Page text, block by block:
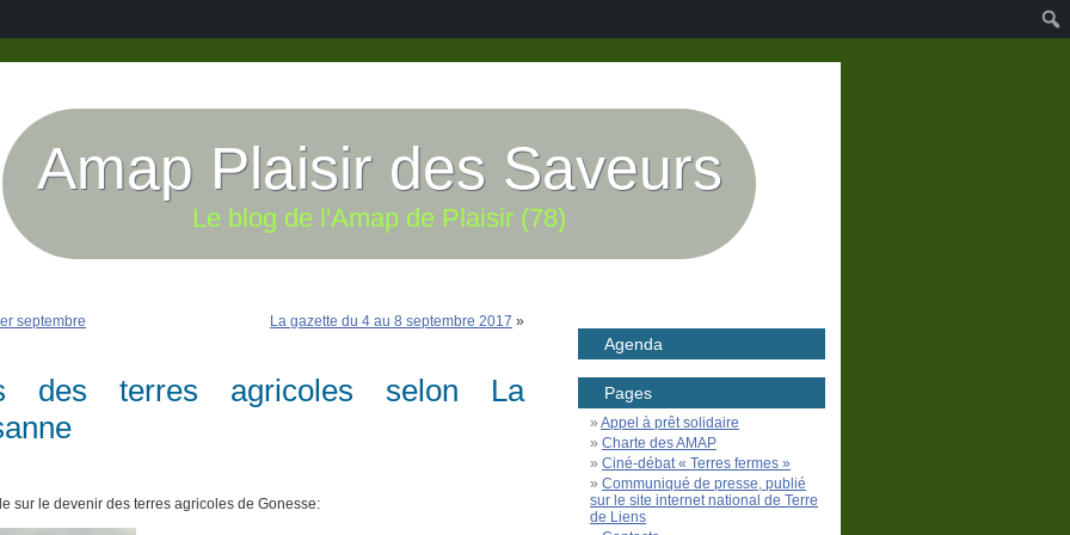
Amap Plaisir des Saveurs
Le blog de l'Amap de Plaisir (78)
septembre La gazette du 4 au 8 septembre 2017 »
des terres agricoles selon La
sur le devenir des terres agricoles de Gonesse:
Agenda
Pages
Appel à prêt solidaire
Charte des AMAP
Ciné-débat « Terres fermes »
Communiqué de presse, publié
sur le site internet national de Terre
de Liens